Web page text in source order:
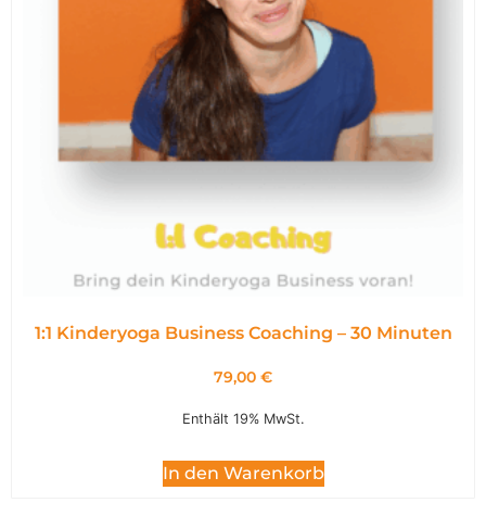
1:1 Kinderyoga Business Coaching – 30 Minuten
79,00 €
Enthält 19% MwSt.
In den Warenkorb